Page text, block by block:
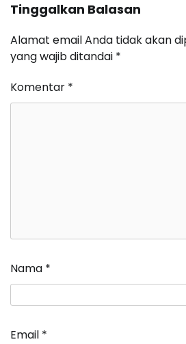
Tinggalkan Balasan
Alamat email Anda tidak akan
yang wajib ditandai *
Komentar *
Nama *
Email *